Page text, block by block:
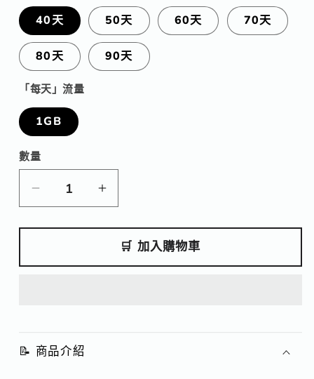
40天 50天 60天 70天
80天 90天
「每天」流量
1GB
數
數量
上
每
上
🛒 加入購物車
📝 商品介紹